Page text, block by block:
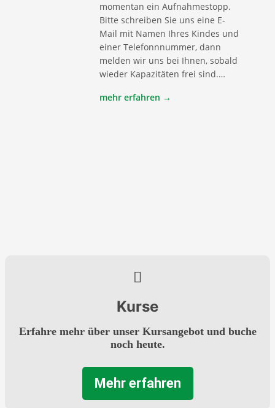
momentan ein Aufnahmestopp.
Bitte schreiben Sie uns eine E-
Mail mit Namen Ihres Kindes und
einer Telefonnnummer, dann
melden wir uns bei Ihnen, sobald
wieder Kapazitäten frei sind.…
mehr erfahren →
Kurse
Erfahre mehr über unser Kursangebot und buche
noch heute.
Mehr erfahren